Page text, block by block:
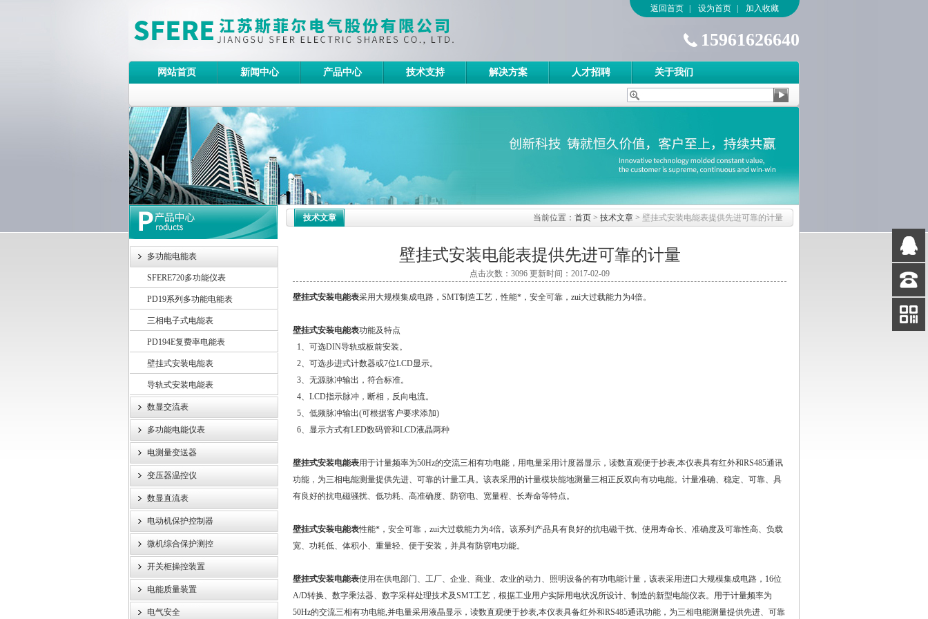
江苏斯菲尔电气股份有限公司
15961626640
返回首页 设为首页 加入收藏
网站首页 新闻中心 产品中心 技术支持 解决方案 人才招聘 关于我们
多功能电能表
SFERE720多功能仪表
PD19系列多功能电能表
三相电子式电能表
PD194E复费率电能表
壁挂式安装电能表
导轨式安装电能表
数显交流表
多功能电能仪表
电测量变送器
变压器温控仪
数显直流表
电动机保护控制器
微机综合保护测控
开关柜操控装置
电能质量装置
电气安全
技术文章 当前位置： 首页 > 技术文章 > 壁挂式安装电能表提供先进可靠的计量
壁挂式安装电能表提供先进可靠的计量
点击次数：3096 更新时间：2017-02-09
壁挂式安装电能表采用大规模集成电路，SMT制造工艺，性能*，安全可靠，zui大过载能力为4倍。
壁挂式安装电能表功能及特点
1、可选DIN导轨或板前安装。
2、可选步进式计数器或7位LCD显示。
3、无源脉冲输出，符合标准。
4、LCD指示脉冲，断相，反向电流。
5、低频脉冲输出(可根据客户要求添加)
6、显示方式有LED数码管和LCD液晶两种
壁挂式安装电能表用于计量频率为50Hz的交流三相有功电能，用电量采用计度器显示，读数直观便于抄表,本仪表具有红外和RS485通讯
功能，为三相电能测量提供先进、可靠的计量工具。该表采用的计量模块能地测量三相正反双向有功电能。计量准确、稳定、可靠、具
有良好的抗电磁骚扰、低功耗、高准确度、防窃电、宽量程、长寿命等特点。
壁挂式安装电能表性能*，安全可靠，zui大过载能力为4倍。该系列产品具有良好的抗电磁干扰、使用寿命长、准确度及可靠性高、负载
宽、功耗低、体积小、重量轻、便于安装，并具有防窃电功能。
壁挂式安装电能表使用在供电部门、工厂、企业、商业、农业的动力、照明设备的有功电能计量，该表采用进口大规模集成电路，16位
A/D转换、数字乘法器、数字采样处理技术及SMT工艺，根据工业用户实际用电状况所设计、制造的新型电能仪表。用于计量频率为
50Hz的交流三相有功电能,并电量采用液晶显示，读数直观便于抄表,本仪表具备红外和RS485通讯功能，为三相电能测量提供先进、可靠
客服
电话